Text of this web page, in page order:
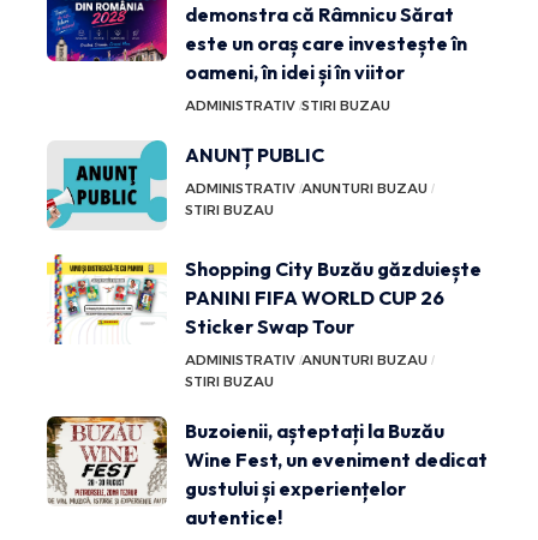
demonstra că Râmnicu Sărat
este un oraș care investește în
oameni, în idei și în viitor
ADMINISTRATIV STIRI BUZAU
ANUNȚ PUBLIC
ADMINISTRATIV ANUNTURI BUZAU
STIRI BUZAU
Shopping City Buzău găzduiește
PANINI FIFA WORLD CUP 26
Sticker Swap Tour
ADMINISTRATIV ANUNTURI BUZAU
STIRI BUZAU
Buzoienii, așteptați la Buzău
Wine Fest, un eveniment dedicat
gustului și experiențelor
autentice!